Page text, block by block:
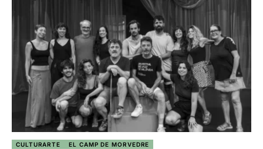
CULTURARTE EL CAMP DE MORVEDRE